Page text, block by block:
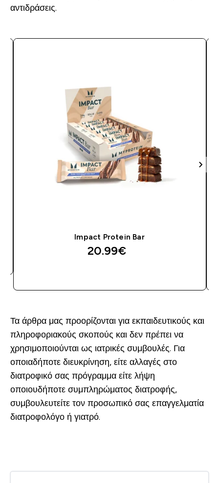
αντιδράσεις.
Impact Protein Bar
20.99€‎
Τα άρθρα μας προορίζονται για εκπαιδευτικούς και
πληροφοριακούς σκοπούς και δεν πρέπει να
χρησιμοποιούνται ως ιατρικές συμβουλές. Για
οποιαδήποτε διευκρίνηση, είτε αλλαγές στο
διατροφικό σας πρόγραμμα είτε λήψη
οποιουδήποτε συμπληρώματος διατροφής,
συμβουλευτείτε τον προσωπικό σας επαγγελματία
διατροφολόγο ή γιατρό.